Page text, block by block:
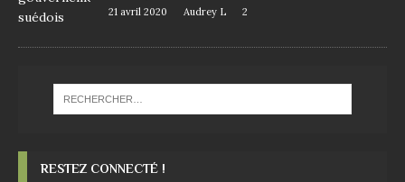
21 avril 2020 Audrey L 2
RESTEZ CONNECTÉ !